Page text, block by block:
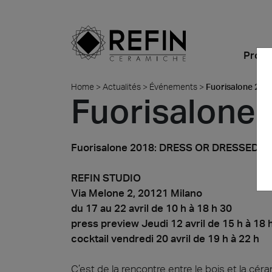
Imitation
Ambiances
Couleur
Formats
Toutes les Collections
Qu'est-ce que c'est
Pourquoi choisir la
céramique ?
FAQ
En Évidence
Résidentiel
Vente au Détail
Bars et Restaurants
Bureaux et Salles
d'expositions
Hospitality
Tous
Vente
BIM
Grandes dalles
Carreaux Épais sur
Mesure
Poser du carrelage
Certifications
Fiche de Données de
Sécurité
Actualités
Événements
Refin DTS – Daring Art
Explorations
Metamorphoses by
Glint by Quayola 2024
Identité
Refin Experience
Durabilité
Made in Italy
Carte
Contactez-nous
Home > Actualités > Événements > Fuorisalone 2018
Fuorisalone
Fuorisalone 2018: DRESS OR DRESSED
REFIN STUDIO
Via Melone 2, 20121 Milano
du 17 au 22 avril de 10 h à 18 h 30
press preview Jeudi 12 avril de 15 h à 18
cocktail vendredi 20 avril de 19 h à 22 h
C’est de la rencontre entre le bois et la